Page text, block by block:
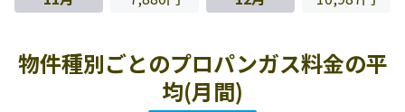
物件種別ごとのプロパンガス料金の平
均(月間)